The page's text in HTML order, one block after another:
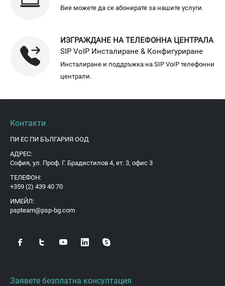
Вие можете да се абонирате за нашите услуги.
ИЗГРАЖДАНЕ НА ТЕЛЕФОННА ЦЕНТРАЛА
SIP VoIP Инсталиране & Конфигуриране
Инсталиране и поддръжка на SIP VoIP телефонни
централи.
Контакти
ПИ ЕС ПИ БЪЛГАРИЯ ООД
АДРЕС:
София, ул. Проф. Г. Брадистилов 4, ет. 3, офис 3
ТЕЛЕФОН:
+359 (2) 439 40 70
ИМЕЙЛ:
pspteam@psp-bg.com
Заявете безплатна консултация